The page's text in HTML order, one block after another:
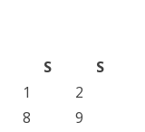
S
S
1
2
8
9